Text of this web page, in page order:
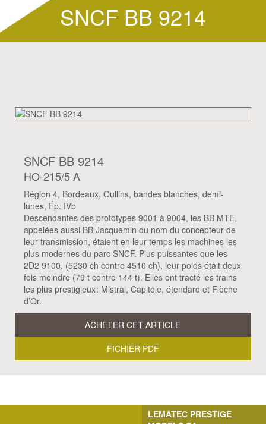
SNCF BB 9214
SNCF BB 9214
HO-215/5 A
Région 4, Bordeaux, Oullins, bandes blanches, demi-
lunes, Ép. IVb
Descendantes des prototypes 9001 à 9004, les BB MTE,
appelées aussi BB Jacquemin du nom du concepteur de
leur transmission, étaient en leur temps les machines les
plus modernes du parc SNCF. Plus puissantes que les
2D2 9100, (5230 ch contre 4510 ch), leur poids était deux
fois moindre (79 t contre 144 t). Elles ont tracté les trains
les plus prestigieux : Mistral, Capitole, étendard et Flèche
d’Or.
ACHETER CET ARTICLE
FICHIER PDF
LEMATEC PRESTIGE